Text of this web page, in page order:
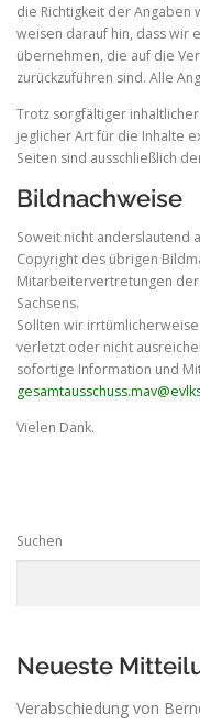
die Richtigkeit der
weisen darauf hin, dass wir
übernehmen, die auf die
zurückzuführen sind. Alle
Trotz sorgfältiger
jeglicher Art für die Inhalte
Seiten sind ausschließlich
Bildnachweise
Soweit nicht anderslautend
Copyright des übrigen
Mitarbeitervertretungen der
Sachsens.
Sollten wir
verletzt oder nicht
sofortige Information und
gesamtausschuss.mav
Vielen Dank.
Suchen
Neueste
Verabschiedung von